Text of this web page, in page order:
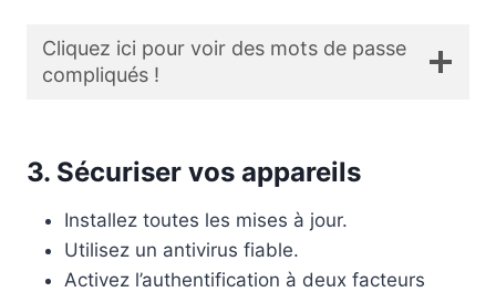
Cliquez ici pour voir des mots de passe
compliqués !
3. Sécuriser vos appareils
Installez toutes les mises à jour.
Utilisez un antivirus fiable.
Activez l’authentification à deux facteurs